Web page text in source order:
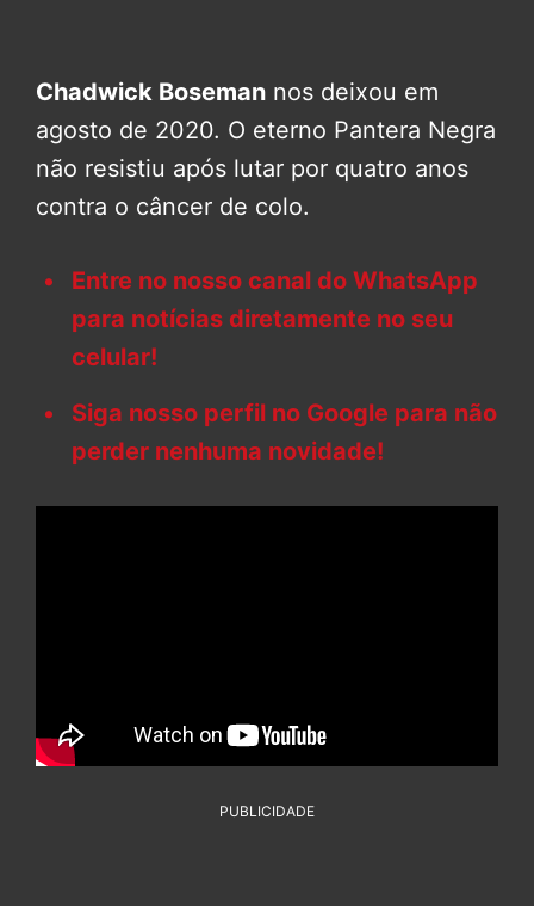
Chadwick Boseman nos deixou em
agosto de 2020. O eterno Pantera Negra
não resistiu após lutar por quatro anos
contra o câncer de colo.
Entre no nosso canal do WhatsApp
para notícias diretamente no seu
celular!
Siga nosso perfil no Google para não
perder nenhuma novidade!
PUBLICIDADE